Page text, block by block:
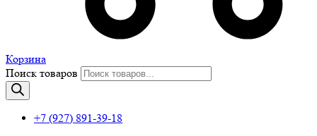
Корзина
Поиск товаров
+7 (927) 891-39-18